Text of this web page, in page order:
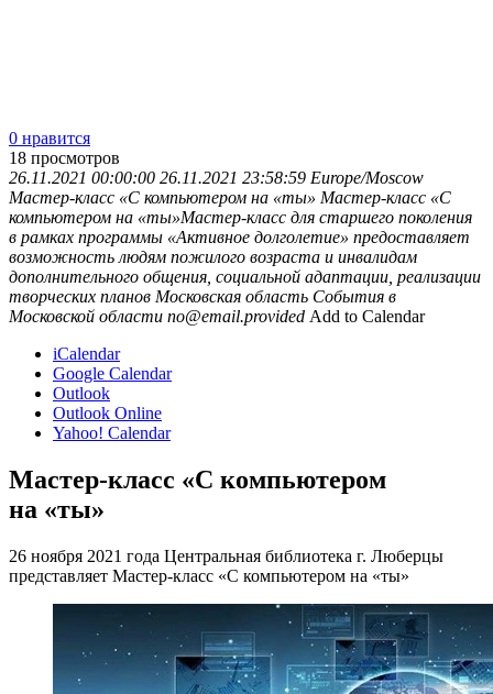
0 нравится
18 просмотров
26.11.2021 00:00:00 26.11.2021 23:58:59 Europe/Moscow
Мастер-класс «С компьютером на «ты» Мастер-класс «С
компьютером на «ты»Мастер-класс для старшего поколения
в рамках программы «Активное долголетие» предоставляет
возможность людям пожилого возраста и инвалидам
дополнительного общения, социальной адаптации, реализации
творческих планов Московская область События в
Московской области no@email.provided Add to Calendar
iCalendar
Google Calendar
Outlook
Outlook Online
Yahoo! Calendar
Мастер-класс «С компьютером
на «ты»
26 ноября 2021 года Центральная библиотека г. Люберцы
представляет Мастер-класс «С компьютером на «ты»